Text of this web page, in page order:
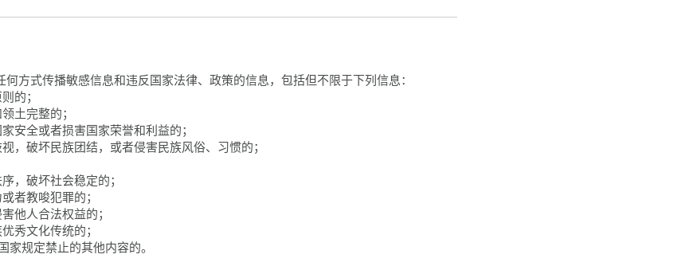
方式传播敏感信息和违反国家法律、政策的信息，包括但不限于下列信息：
的；
土完整的；
安全或者损害国家荣誉和利益的；
，破坏民族团结，或者侵害民族风俗、习惯的；
，破坏社会稳定的；
者教唆犯罪的；
他人合法权益的；
秀文化传统的；
家规定禁止的其他内容的。